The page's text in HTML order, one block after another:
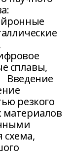
сплавы,
Введение
резкого
материалов